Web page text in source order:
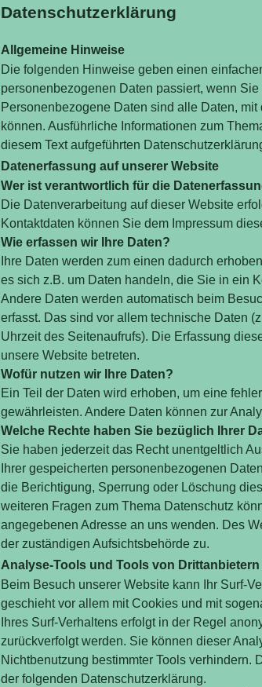
Datenschutzerklärung
Allgemeine Hinweise
Die folgenden Hinweise geben einen
personenbezogenen Daten passiert, wenn
Personenbezogene Daten sind alle Daten,
können. Ausführliche Informationen zum
diesem Text aufgeführten
Datenerfassung auf unserer Website
Wer ist verantwortlich für die
Die Datenverarbeitung auf dieser Website
Kontaktdaten können Sie dem Impressum
Wie erfassen wir Ihre Daten?
Ihre Daten werden zum einen dadurch
es sich z.B. um Daten handeln, die Sie in ein
Andere Daten werden automatisch beim
erfasst. Das sind vor allem technische Daten
Uhrzeit des Seitenaufrufs). Die Erfassung
unsere Website betreten.
Wofür nutzen wir Ihre Daten?
Ein Teil der Daten wird erhoben, um eine
gewährleisten. Andere Daten können zur
Welche Rechte haben Sie bezüglich Ihrer
Sie haben jederzeit das Recht unentgeltlich
Ihrer gespeicherten personenbezogenen
die Berichtigung, Sperrung oder Löschung
weiteren Fragen zum Thema Datenschutz
angegebenen Adresse an uns wenden. Des
der zuständigen Aufsichtsbehörde zu.
Analyse-Tools und Tools von Drittanbietern
Beim Besuch unserer Website kann Ihr Surf-
geschieht vor allem mit Cookies und mit
Ihres Surf-Verhaltens erfolgt in der Regel
zurückverfolgt werden. Sie können dieser
Nichtbenutzung bestimmter Tools verhindern.
der folgenden Datenschutzerklärung.